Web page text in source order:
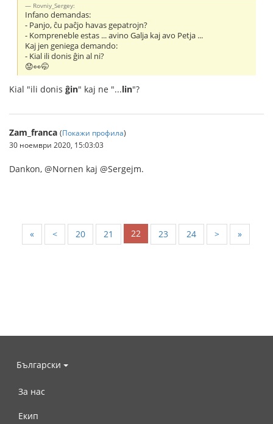
Rovniy_Sergey:
Infano demandas:
- Panjo, ĉu paĉjo havas gepatrojn?
- Kompreneble estas ... avino Galja kaj avo Petja ...
Kaj jen geniega demando:
- Kial ili donis ĝin al ni?
😟👀🤭
Kial "ili donis ĝin" kaj ne "...lin"?
Zam_franca (Покажи профила)
30 ноември 2020, 15:03:03
Dankon, @Nornen kaj @Sergejm.
« < 20 21 22 23 24 > »
Български
За нас
Екип